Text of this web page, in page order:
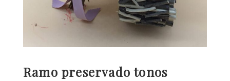
Ramo preservado tonos